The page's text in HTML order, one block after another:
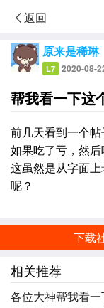
返回
原来是稀琳
L7 2020-08-
帮我看一下这
前几天看到一个帖
如果吃了亏，然后
这虽然是从字面
呢？
下载
相关推荐
各位大神帮我看一